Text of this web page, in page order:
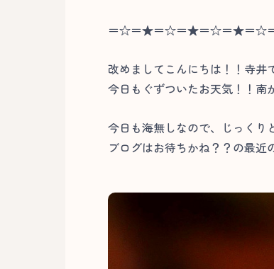
＝☆＝★＝☆＝★＝☆＝★＝☆
改めましてこんにちは！！寺井
今日もぐずついたお天気！！南
今日も海無しなので、じっくり
ブログはお待ちかね？？の最近